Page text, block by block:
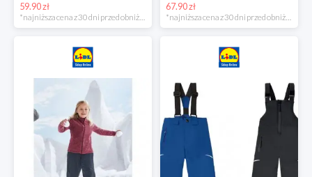
59.90 zł
*najniższa cena z 30 dni przed obniżką
67.90 zł
*najniższa cena z 30 dni przed obniżką